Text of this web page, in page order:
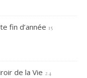
fin d’année 15
de la Vie 24